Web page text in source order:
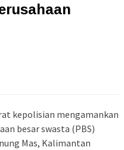
kepolisian mengamankan
besar swasta (PBS)
Mas, Kalimantan